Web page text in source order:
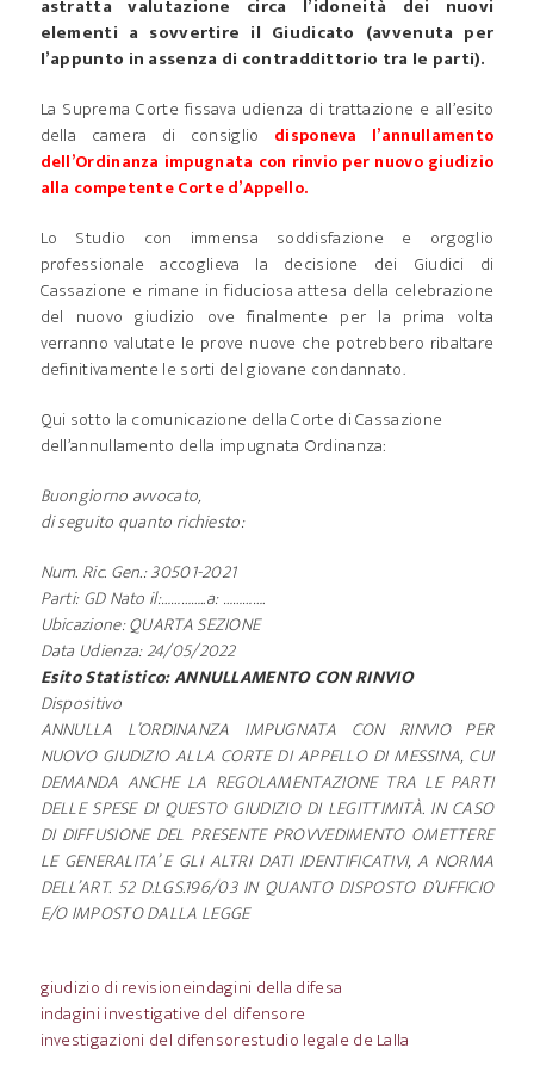
astratta valutazione circa l’idoneità dei nuovi
elementi a sovvertire il Giudicato (avvenuta per
l’appunto in assenza di contraddittorio tra le parti).
La Suprema Corte fissava udienza di trattazione e all’esito
della camera di consiglio disponeva l’annullamento
dell’Ordinanza impugnata con rinvio per nuovo giudizio
alla competente Corte d’Appello.
Lo Studio con immensa soddisfazione e orgoglio
professionale accoglieva la decisione dei Giudici di
Cassazione e rimane in fiduciosa attesa della celebrazione
del nuovo giudizio ove finalmente per la prima volta
verranno valutate le prove nuove che potrebbero ribaltare
definitivamente le sorti del giovane condannato.
Qui sotto la comunicazione della Corte di Cassazione
dell’annullamento della impugnata Ordinanza:
Buongiorno avvocato,
di seguito quanto richiesto:
Num. Ric. Gen.: 30501-2021
Parti: GD Nato il:…………..a: ………….
Ubicazione: QUARTA SEZIONE
Data Udienza: 24/05/2022
Esito Statistico: ANNULLAMENTO CON RINVIO
Dispositivo
ANNULLA L’ORDINANZA IMPUGNATA CON RINVIO PER
NUOVO GIUDIZIO ALLA CORTE DI APPELLO DI MESSINA, CUI
DEMANDA ANCHE LA REGOLAMENTAZIONE TRA LE PARTI
DELLE SPESE DI QUESTO GIUDIZIO DI LEGITTIMITÀ. IN CASO
DI DIFFUSIONE DEL PRESENTE PROVVEDIMENTO OMETTERE
LE GENERALITA’ E GLI ALTRI DATI IDENTIFICATIVI, A NORMA
DELL’ART. 52 D.LGS.196/03 IN QUANTO DISPOSTO D’UFFICIO
E/O IMPOSTO DALLA LEGGE
giudizio di revisioneindagini della difesa
indagini investigative del difensore
investigazioni del difensorestudio legale de Lalla